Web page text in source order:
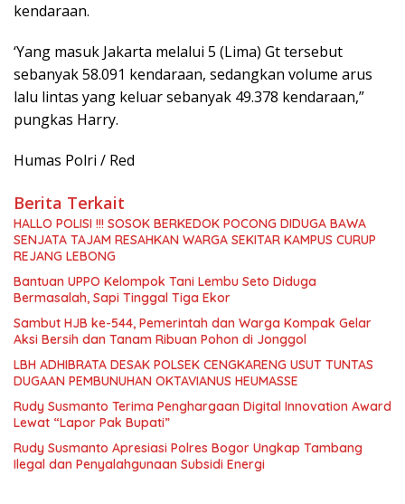
kendaraan.
‘Yang masuk Jakarta melalui 5 (Lima) Gt tersebut
sebanyak 58.091 kendaraan, sedangkan volume arus
lalu lintas yang keluar sebanyak 49.378 kendaraan,”
pungkas Harry.
Humas Polri / Red
Berita Terkait
HALLO POLISI !!! SOSOK BERKEDOK POCONG DIDUGA BAWA
SENJATA TAJAM RESAHKAN WARGA SEKITAR KAMPUS CURUP
REJANG LEBONG
Bantuan UPPO Kelompok Tani Lembu Seto Diduga
Bermasalah, Sapi Tinggal Tiga Ekor
Sambut HJB ke-544, Pemerintah dan Warga Kompak Gelar
Aksi Bersih dan Tanam Ribuan Pohon di Jonggol
LBH ADHIBRATA DESAK POLSEK CENGKARENG USUT TUNTAS
DUGAAN PEMBUNUHAN OKTAVIANUS HEUMASSE
Rudy Susmanto Terima Penghargaan Digital Innovation Award
Lewat “Lapor Pak Bupati”
Rudy Susmanto Apresiasi Polres Bogor Ungkap Tambang
Ilegal dan Penyalahgunaan Subsidi Energi